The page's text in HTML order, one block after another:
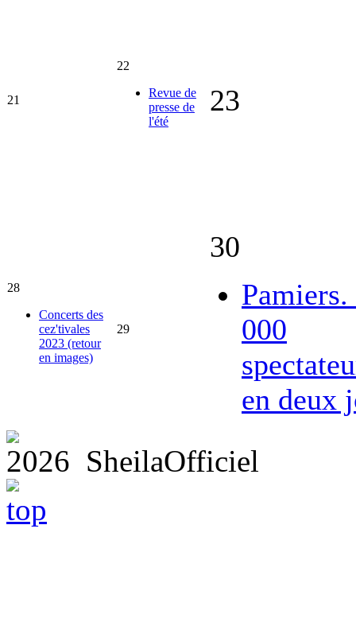
21
22
Revue de
presse de
l'été
23
28
Concerts des
cez'tivales
2023 (retour
en images)
29
30
Pamiers.
000
en deux
2026 SheilaOfficiel